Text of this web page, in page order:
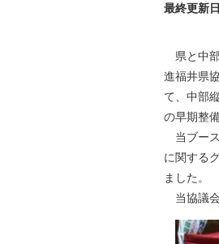
交通・道路
自然
最終更新日
県と中
進福井県
て、中部
の早期整
当ブー
に関する
当協議会